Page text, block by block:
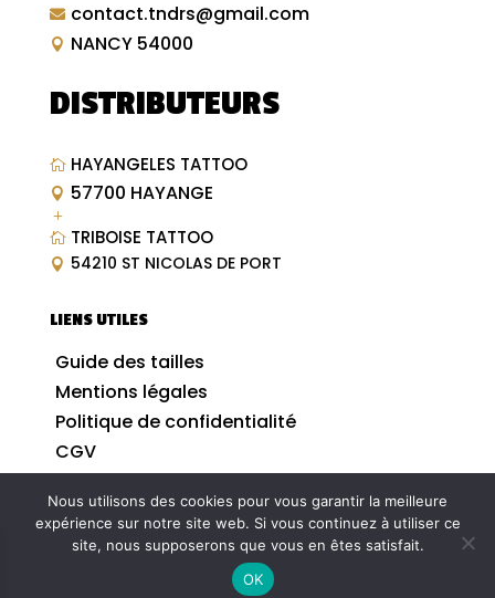
 contact.tndrs@gmail.com
 NANCY 54000
DISTRIBUTEURS
 HAYANGELES TATTOO
 57700 HAYANGE
L
 TRIBOISE TATTOO
 54210 ST NICOLAS DE PORT
LIENS UTILES
Guide des tailles
Mentions légales
Politique de confidentialité
CGV
© 2026| Tous droits réservés | Réalisation by
Odace
Nous utilisons des cookies pour vous garantir la meilleure
expérience sur notre site web. Si vous continuez à utiliser ce
site, nous supposerons que vous en êtes satisfait.
OK